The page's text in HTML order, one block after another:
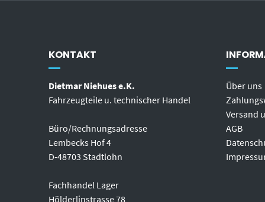
KONTAKT
Dietmar Niehues e.K.
Fahrzeugteile u. technischer Handel
Büro/Rechnungsadresse
Lembecks Hof 4
D-48703 Stadtlohn
Fachhandel Lager
Hölderlinstrasse 78
Über uns
Versand
AGB